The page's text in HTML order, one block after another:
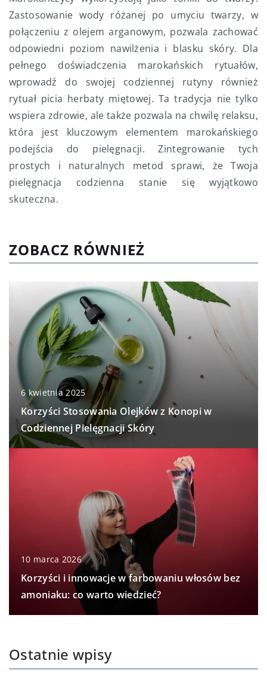
Zastosowanie wody różanej po umyciu twarzy, w
połączeniu z olejem arganowym, pozwala zachować
odpowiedni poziom nawilżenia i blasku skóry. Dla
pełnego doświadczenia marokańskich rytuałów,
wprowadź do swojej codziennej rutyny również
rytuał picia herbaty miętowej. Ta tradycja nie tylko
wspiera zdrowie, ale także pozwala na chwilę relaksu,
która jest kluczowym elementem marokańskiego
podejścia do pielęgnacji. Zintegrowanie tych
prostych i naturalnych metod sprawi, że Twoja
pielęgnacja codzienna stanie się wyjątkowo
skuteczna.
ZOBACZ RÓWNIEŻ
6 kwietnia 2025
Korzyści Stosowania Olejków z Konopi w
Codziennej Pielęgnacji Skóry
10 marca 2026
Korzyści i innowacje w farbowaniu włosów bez
amoniaku: co warto wiedzieć?
Ostatnie wpisy